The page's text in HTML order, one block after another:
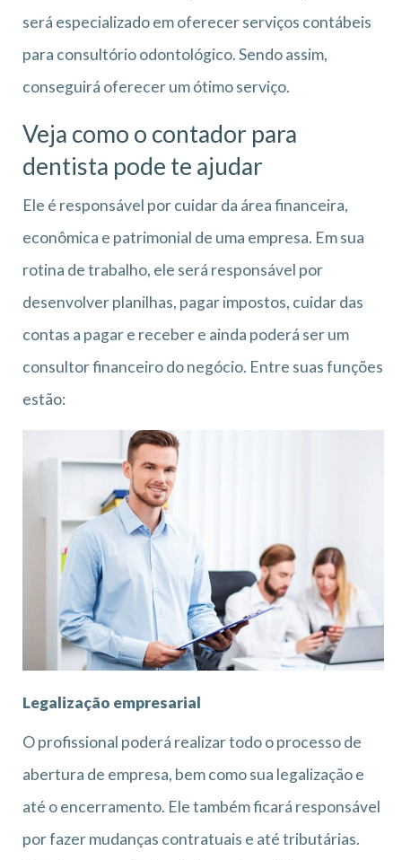
será especializado em oferecer serviços contábeis
para consultório odontológico. Sendo assim,
conseguirá oferecer um ótimo serviço.
Veja como o contador para
dentista pode te ajudar
Ele é responsável por cuidar da área financeira,
econômica e patrimonial de uma empresa. Em sua
rotina de trabalho, ele será responsável por
desenvolver planilhas, pagar impostos, cuidar das
contas a pagar e receber e ainda poderá ser um
consultor financeiro do negócio. Entre suas funções
estão:
Legalização empresarial
O profissional poderá realizar todo o processo de
abertura de empresa, bem como sua legalização e
até o encerramento. Ele também ficará responsável
por fazer mudanças contratuais e até tributárias.